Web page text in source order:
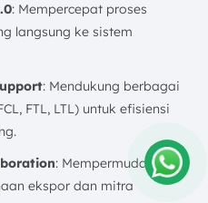
: Mempercepat proses
langsung ke sistem
: Mendukung berbagai
FTL, LTL) untuk efisiensi
: Mempermudah
ekspor dan mitra